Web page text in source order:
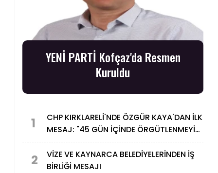
YENİ PARTİ Kofçaz'da Resmen
Kuruldu
1
CHP KIRKLARELİ'NDE ÖZGÜR KAYA'DAN İLK
MESAJ: "45 GÜN İÇİNDE ÖRGÜTLENMEYİ
2
VİZE VE KAYNARCA BELEDİYELERİNDEN İŞ
BİRLİĞİ MESAJI